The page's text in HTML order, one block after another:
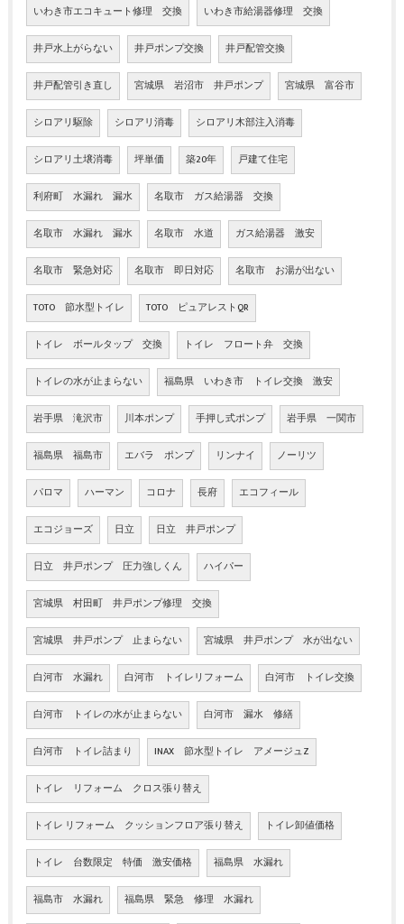
いわき市エコキュート修理 交換 いわき市給湯器修理 交換
井戸水上がらない 井戸ポンプ交換 井戸配管交換
井戸配管引き直し 宮城県 岩沼市 井戸ポンプ 宮城県 富谷市
シロアリ駆除 シロアリ消毒 シロアリ木部注入消毒
シロアリ土壌消毒 坪単価 築20年 戸建て住宅
利府町 水漏れ 漏水 名取市 ガス給湯器 交換
名取市 水漏れ 漏水 名取市 水道 ガス給湯器 激安
名取市 緊急対応 名取市 即日対応 名取市 お湯が出ない
TOTO 節水型トイレ TOTO ピュアレストQR
トイレ ボールタップ 交換 トイレ フロート弁 交換
トイレの水が止まらない 福島県 いわき市 トイレ交換 激安
岩手県 滝沢市 川本ポンプ 手押し式ポンプ 岩手県 一関市
福島県 福島市 エバラ ポンプ リンナイ ノーリツ
パロマ ハーマン コロナ 長府 エコフィール
エコジョーズ 日立 日立 井戸ポンプ
日立 井戸ポンプ 圧力強しくん ハイパー
宮城県 村田町 井戸ポンプ修理 交換
宮城県 井戸ポンプ 止まらない 宮城県 井戸ポンプ 水が出ない
白河市 水漏れ 白河市 トイレリフォーム 白河市 トイレ交換
白河市 トイレの水が止まらない 白河市 漏水 修繕
白河市 トイレ詰まり INAX 節水型トイレ アメージュZ
トイレ リフォーム クロス張り替え
トイレ リフォーム クッションフロア張り替え トイレ卸値価格
トイレ 台数限定 特価 激安価格 福島県 水漏れ
福島市 水漏れ 福島県 緊急 修理 水漏れ